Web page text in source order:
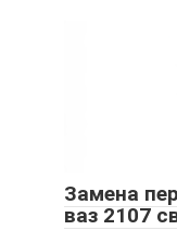
Замена
ваз 2107